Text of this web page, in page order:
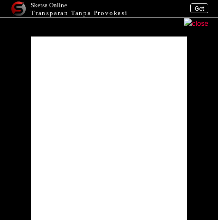
Get
Sketsa Online
Transparan Tanpa Provokasi